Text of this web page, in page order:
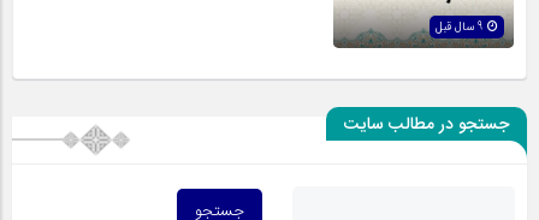
جستجو در مطالب سایت